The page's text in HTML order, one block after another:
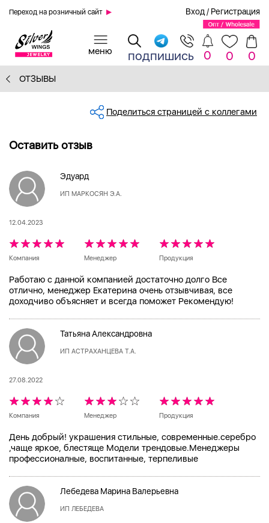
Переход на розничный сайт Вход / Регистрация
подпишись 0 0 0
ОТЗЫВЫ
Поделиться страницей с коллегами
Оставить отзыв
Эдуард
ИП МАРКОСЯН Э.А.
12.04.2023
Компания Менеджер Продукция
Работаю с данной компанией достаточно долго Все
отлично, менеджер Екатерина очень отзывчивая, все
доходчиво объясняет и всегда поможет Рекомендую!
Татьяна Александровна
ИП АСТРАХАНЦЕВА Т.А.
27.08.2022
Компания Менеджер Продукция
День добрый! украшения стильные, современные.серебро
,чаще яркое, блестяще Модели трендовые.Менеджеры
профессионалные, воспитанные, терпеливые
Лебедева Марина Валерьевна
ИП ЛЕБЕДЕВА